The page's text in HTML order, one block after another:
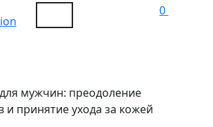
0
мужчин: преодоление
и принятие ухода за кожей